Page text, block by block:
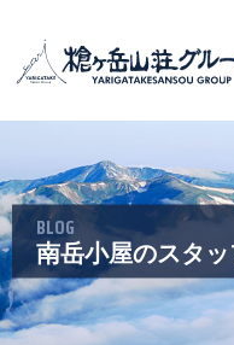
BLOG
南岳小屋のスタ